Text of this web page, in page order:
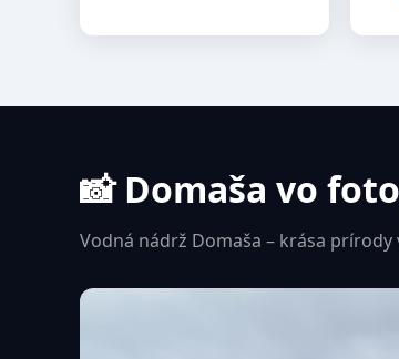
📸 Domaša vo
Vodná nádrž Domaša – krása prírody